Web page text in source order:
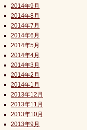
2014年9月
2014年8月
2014年7月
2014年6月
2014年5月
2014年4月
2014年3月
2014年2月
2014年1月
2013年12月
2013年11月
2013年10月
2013年9月